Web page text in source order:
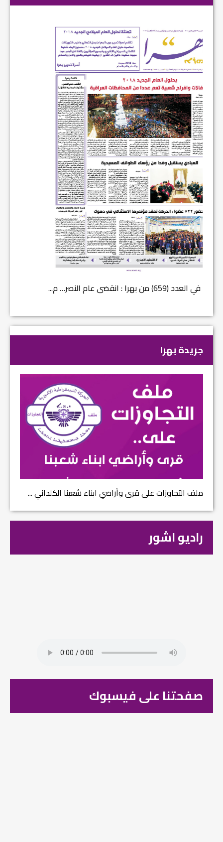
في العدد (659) من بهرا : انقضى عام النصر… م...
جريدة بهرا
ملف التجاوزات على قرى وأراضي ابناء شعبنا الكلداني ...
راديو اشور
صفحتنا على فيسبوك